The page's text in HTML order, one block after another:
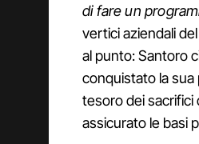
di fare un
vertici aziendali
al punto: Santoro
conquistato la sua
tesoro dei sacrifici
assicurato le basi